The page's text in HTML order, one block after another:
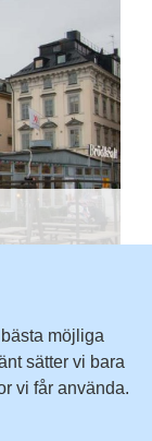
möjliga
sätter vi bara
vi får använda.